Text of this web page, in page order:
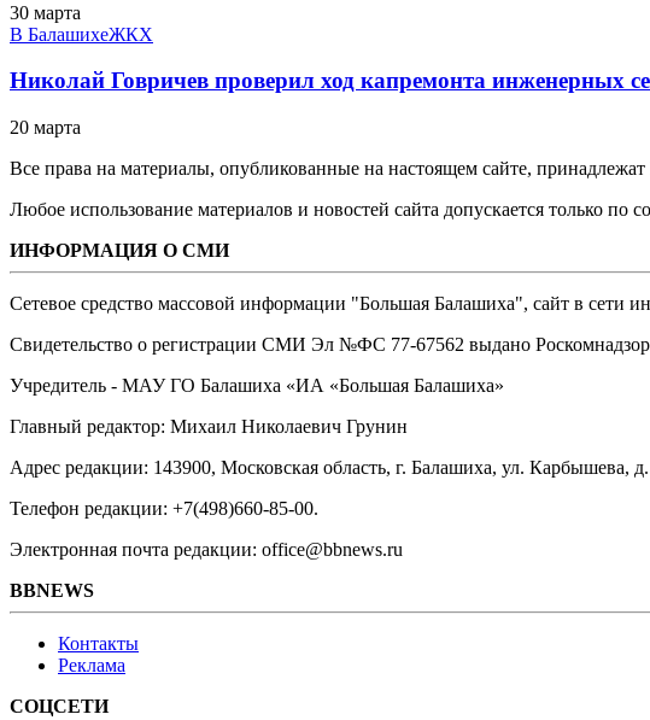
30 марта
В БалашихеЖКХ
Николай Говричев проверил ход капремонта инженерных
20 марта
Все права на материалы, опубликованные на настоящем сайте,
Любое использование материалов и новостей сайта допускается только по
ИНФОРМАЦИЯ О СМИ
Сетевое средство массовой информации "Большая Балашиха", сайт в сети
Свидетельство о регистрации СМИ Эл №ФС ‎77-67562 выдано
Учредитель - МАУ ГО Балашиха «ИА «Большая Балашиха»
Главный редактор: Михаил Николаевич Грунин
Адрес редакции: 143900, Московская область, г. Балашиха, ул. Карбышева,
Телефон редакции: +7(498)660-85-00.
Электронная почта редакции: office@bbnews.ru
BBNEWS
Контакты
Реклама
СОЦСЕТИ